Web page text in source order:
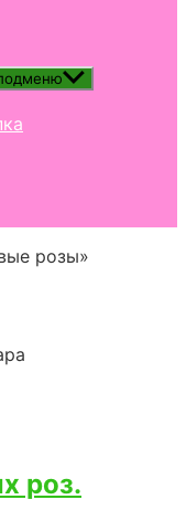
розы»
роз.